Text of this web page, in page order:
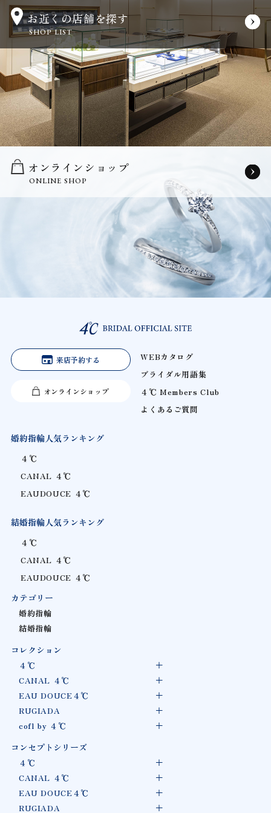
お近くの店舗を探す
SHOP LIST
オンラインショップ
ONLINE SHOP
来店予約する
オンラインショップ
WEBカタログ
ブライダル用語集
４℃ Members Club
よくあるご質問
婚約指輪人気ランキング
４℃
CANAL ４℃
EAUDOUCE ４℃
結婚指輪人気ランキング
４℃
CANAL ４℃
EAUDOUCE ４℃
カテゴリー
婚約指輪
結婚指輪
コレクション
４℃
CANAL ４℃
EAU DOUCE４℃
RUGIADA
cofl by ４℃
コンセプトシリーズ
４℃
CANAL ４℃
EAU DOUCE４℃
RUGIADA